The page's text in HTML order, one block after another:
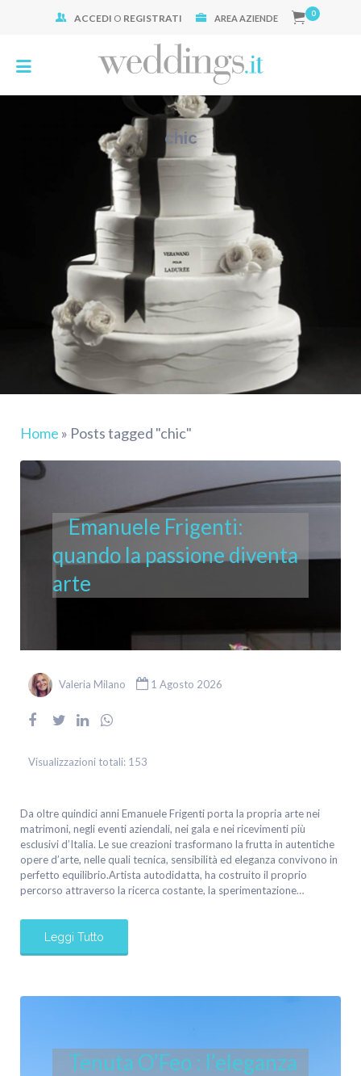
ACCEDI O REGISTRATI AREA AZIENDE 0
chic
Home » Posts tagged "chic"
Emanuele Frigenti:
quando la passione diventa
arte
Valeria Milano 1 Agosto 2026
Visualizzazioni totali: 153
Da oltre quindici anni Emanuele Frigenti porta la propria arte nei
matrimoni, negli eventi aziendali, nei gala e nei ricevimenti più
esclusivi d’Italia. Le sue creazioni trasformano la frutta in autentiche
opere d’arte, nelle quali tecnica, sensibilità ed eleganza convivono in
perfetto equilibrio.Artista autodidatta, ha costruito il proprio
percorso attraverso la ricerca costante, la sperimentazione…
Leggi Tutto
Tenuta O’Feo : l’eleganza